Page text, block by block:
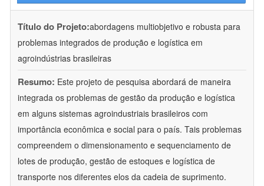
Título do Projeto:abordagens multiobjetivo e robusta para
problemas integrados de produção e logística em
agroindústrias brasileiras
Resumo: Este projeto de pesquisa abordará de maneira
integrada os problemas de gestão da produção e logística
em alguns sistemas agroindustriais brasileiros com
importância econômica e social para o país. Tais problemas
compreendem o dimensionamento e sequenciamento de
lotes de produção, gestão de estoques e logística de
transporte nos diferentes elos da cadeia de suprimento.